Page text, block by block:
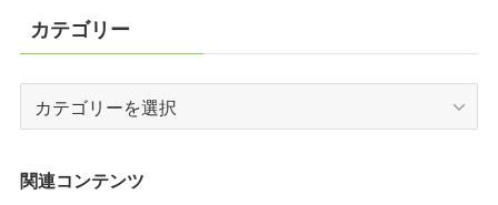
カテゴリー
テ
リ
関連コンテンツ